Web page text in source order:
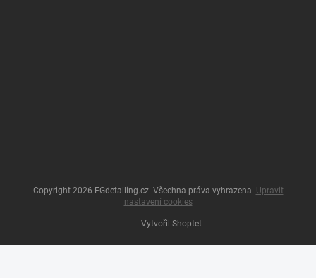
Vytvořil Shoptet
Copyright 2026 EGdetailing.cz. Všechna práva vyhrazena. Upravit
nastavení cookies